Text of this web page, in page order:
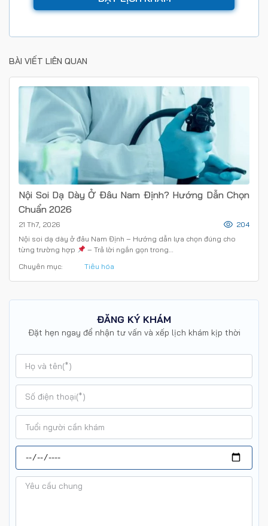
BÀI VIẾT LIÊN QUAN
Nội Soi Dạ Dày Ở Đâu Nam Định? Hướng Dẫn Chọn
Chuẩn 2026
Nội soi dạ dày ở đâu Nam Định – Hướng dẫn lựa chọn đúng cho
từng trường hợp
– Trả lời ngắn gọn trong…
21 Th7, 2026 204
Chuyên mục: Tiêu hóa
ĐĂNG KÝ KHÁM
Đặt hẹn ngay để nhận tư vấn và xếp lịch khám kịp thời